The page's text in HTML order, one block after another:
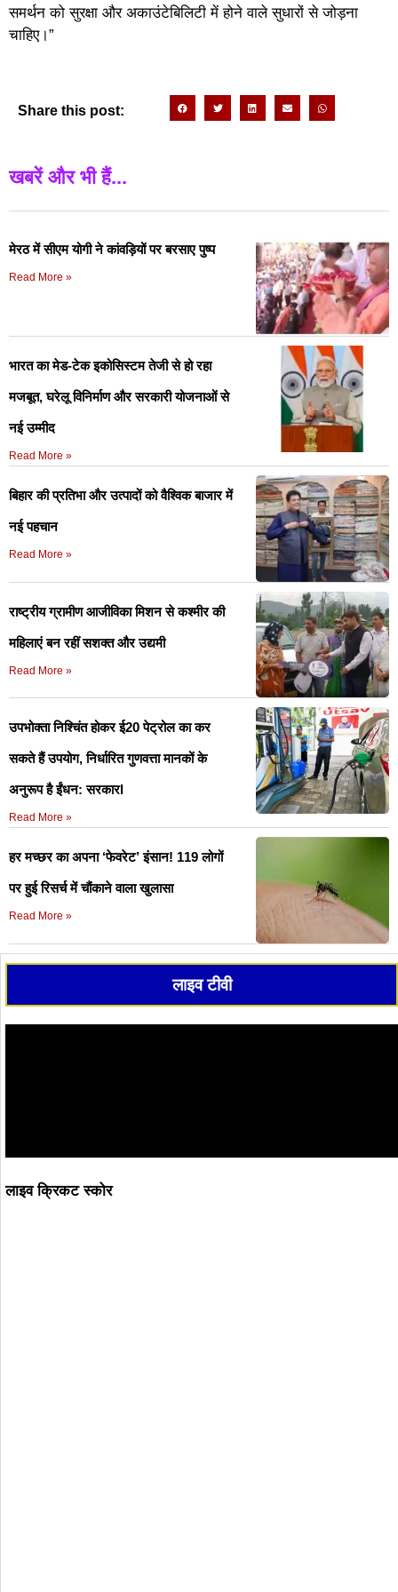
समर्थन को सुरक्षा और अकाउंटेबिलिटी में होने वाले सुधारों से जोड़ना
चाहिए।”
Share this post:
खबरें और भी हैं...
मेरठ में सीएम योगी ने कांवड़ियों पर बरसाए पुष्प
Read More »
भारत का मेड-टेक इकोसिस्टम तेजी से हो रहा
मजबूत, घरेलू विनिर्माण और सरकारी योजनाओं से
नई उम्मीद
Read More »
बिहार की प्रतिभा और उत्पादों को वैश्विक बाजार में
नई पहचान
Read More »
राष्ट्रीय ग्रामीण आजीविका मिशन से कश्मीर की
महिलाएं बन रहीं सशक्त और उद्यमी
Read More »
उपभोक्ता निश्चिंत होकर ई20 पेट्रोल का कर
सकते हैं उपयोग, निर्धारित गुणवत्ता मानकों के
अनुरूप है ईंधन: सरकारl
Read More »
हर मच्छर का अपना ‘फेवरेट’ इंसान! 119 लोगों
पर हुई रिसर्च में चौंकाने वाला खुलासा
Read More »
लाइव टीवी
लाइव क्रिकट स्कोर